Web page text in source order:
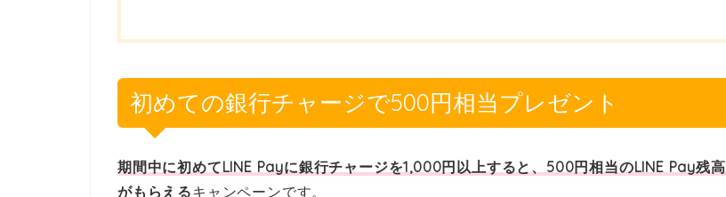
初めての銀行チャージで500円相当プレゼント
期間中に初めてLINE Payに銀行チャージを1,000円以上すると、500円相当のLINE Pay残高
がもらえるキャンペーンです。